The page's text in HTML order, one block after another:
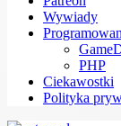
Wywiady
PHP
Ciekawostki
Polityka